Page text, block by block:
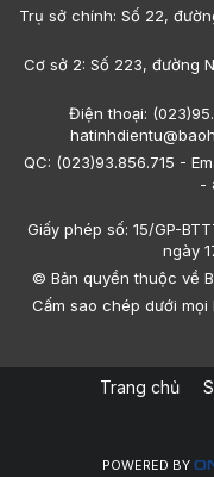
Trụ sở chính: Số 22,
Cơ sở 2: Số 223, đường
Điện thoại:
QC: (023)93.856.715 -
-
Giấy phép số: 15/GP-
ngày
© Bản quyền thuộc về
Cấm sao chép dưới
Trang chủ
POWERED BY